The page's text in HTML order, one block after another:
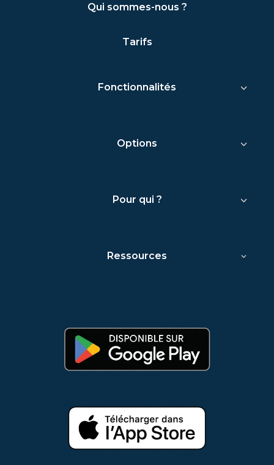
Qui sommes-nous ?
Tarifs
Fonctionnalités
Options
Pour qui ?
Ressources